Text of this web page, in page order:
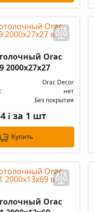
Orac
2000x27x27
Orac Decor
нет
Без покрытия
i за 1 шт
Купить
Orac